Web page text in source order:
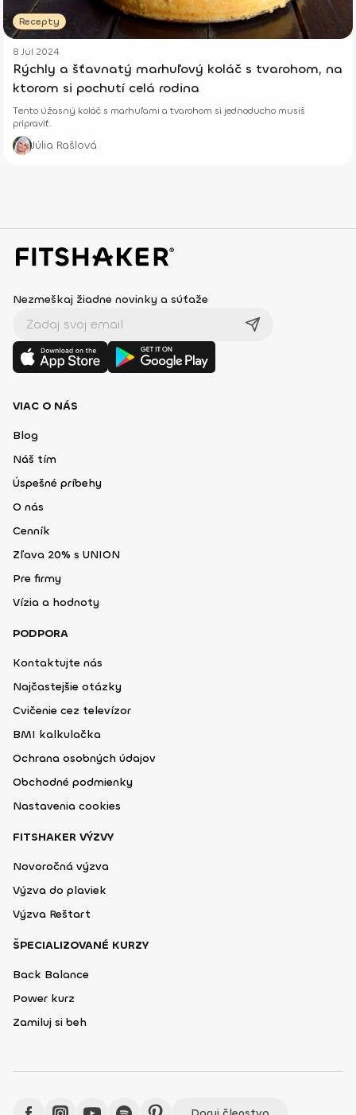
Recepty
8 Júl 2024
Rýchly a šťavnatý marhuľový koláč s tvarohom, na
ktorom si pochutí celá rodina
Tento úžasný koláč s marhuľami a tvarohom si jednoducho musíš
pripraviť.
Júlia Rašlová
Nezmeškaj žiadne novinky a súťaže
VIAC O NÁS
Blog
Náš tím
Úspešné príbehy
O nás
Cenník
Zľava 20% s UNION
Pre firmy
Vízia a hodnoty
PODPORA
Kontaktujte nás
Najčastejšie otázky
Cvičenie cez televízor
BMI kalkulačka
Ochrana osobných údajov
Obchodné podmienky
Nastavenia cookies
FITSHAKER VÝZVY
Novoročná výzva
Výzva do plaviek
Výzva Reštart
ŠPECIALIZOVANÉ KURZY
Back Balance
Power kurz
Zamiluj si beh